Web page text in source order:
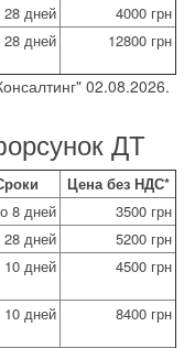
28 дней
4000 грн
28 дней 12800 грн
02.08.2026.
ДТ
Цена без НДС*
8 дней
3500 грн
28 дней
5200 грн
10 дней 4500 грн
10 дней 8400 грн